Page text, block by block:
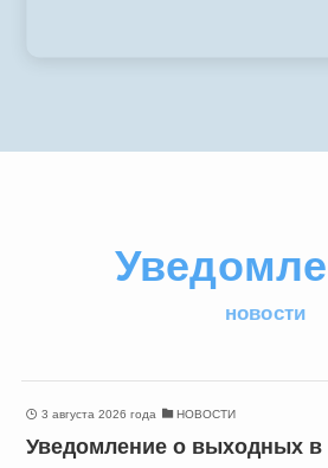
новости
3 августа 2026 года НОВОСТИ
Уведомление о выходных